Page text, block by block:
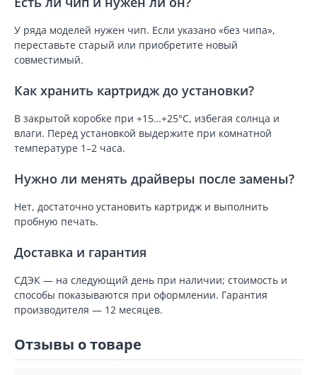
У ряда моделей нужен чип. Если указано «без чипа»,
переставьте старый или приобретите новый
совместимый.
Как хранить картридж до установки?
В закрытой коробке при +15…+25°C, избегая солнца и
влаги. Перед установкой выдержите при комнатной
температуре 1–2 часа.
Нужно ли менять драйверы после замены?
Нет, достаточно установить картридж и выполнить
пробную печать.
Доставка и гарантия
СДЭК — на следующий день при наличии; стоимость и
способы показываются при оформлении. Гарантия
производителя — 12 месяцев.
Отзывы о товаре